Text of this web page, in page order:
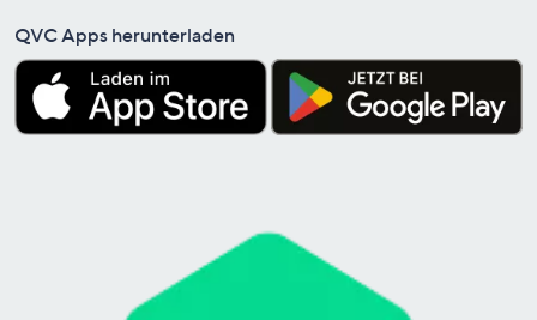
QVC Apps herunterladen